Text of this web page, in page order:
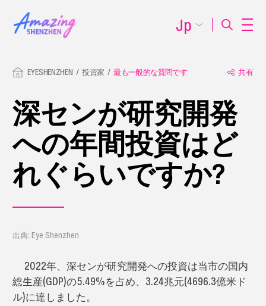
EYESHENZHEN 投資家 最も一般的な質問です 共有
深センが研究開発
への年間投資はど
れぐらいですか?
出典: Eye Shenzhen
2022年、深センが研究開発への投資は当市の国内
総生産(GDP)の5.49%を占め、3.24兆元(4696.3億米ド
ル)に達しました。
Jp